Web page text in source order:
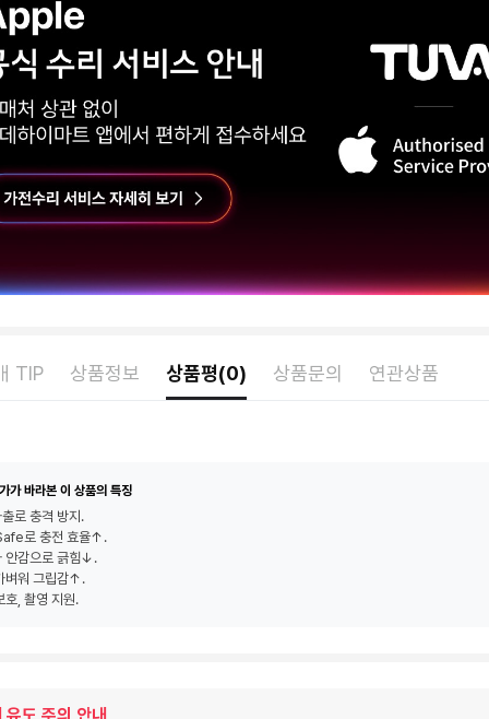
TIP 상품정보 상품평(0) 상품문의 연관상품
가 바라본 이 상품의 특징
로 충격 방지.
로 충전 효율↑.
안감으로 긁힘↓.
벼워 그립감↑.
호, 촬영 지원.